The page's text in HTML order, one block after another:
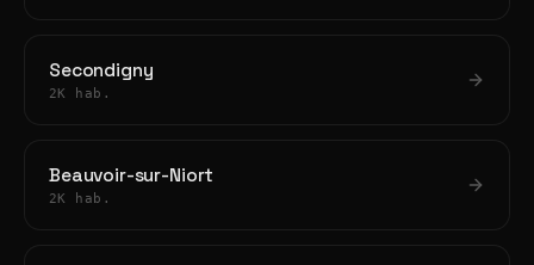
Secondigny
2K hab.
Beauvoir-sur-Niort
2K hab.